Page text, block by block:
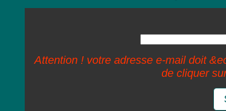
Attention ! votre adresse e-mail doit
de cliquer